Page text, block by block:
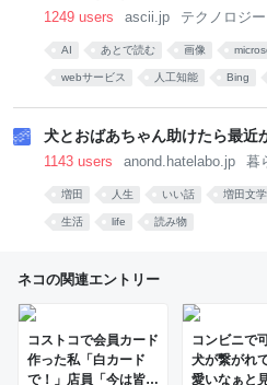
1249 users ascii.jp テクノロジー
AI あとで読む 画像
webサービス 人工知能 Bing
犬とおばあちゃん助けたら最近
1143 users anond.hatelabo.jp 暮
増田 人生 いい話 増田文学
生活 life 読み物
ネコの関連エントリー
コストコで会員カード
作った私「白カード
で！」店員「今は皆さ
コンビニで
犬が繋がれ
愛いなぁと